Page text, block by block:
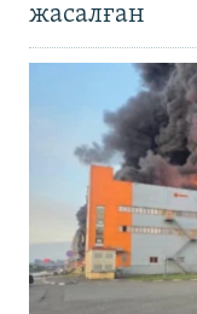
жасалған